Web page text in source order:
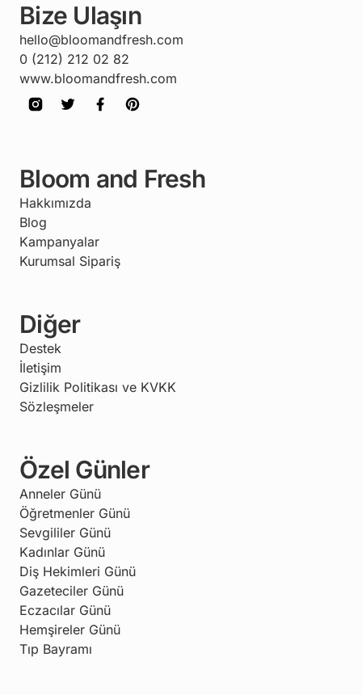
Bize Ulaşın
hello@bloomandfresh.com
0 (212) 212 02 82
www.bloomandfresh.com
Bloom and Fresh
Hakkımızda
Blog
Kampanyalar
Kurumsal Sipariş
Diğer
Destek
İletişim
Gizlilik Politikası ve KVKK
Sözleşmeler
Özel Günler
Anneler Günü
Öğretmenler Günü
Sevgililer Günü
Kadınlar Günü
Diş Hekimleri Günü
Gazeteciler Günü
Eczacılar Günü
Hemşireler Günü
Tıp Bayramı